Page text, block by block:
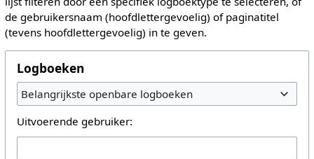
de gebruikersnaam (hoofdlettergevoelig) of paginatitel
(tevens hoofdlettergevoelig) in te geven.
Logboeken
Belangrijkste openbare logboeken
Uitvoerende gebruiker: